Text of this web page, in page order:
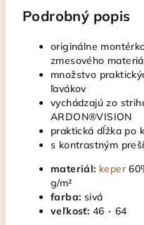
Podrobný popis
originálne
zmesového
množstvo
ľavákov
vychádzajú zo
ARDON®VISION
praktická dĺžka po
s kontrastným
materiál: keper
g/m²
farba: sivá
veľkosť: 46 - 64